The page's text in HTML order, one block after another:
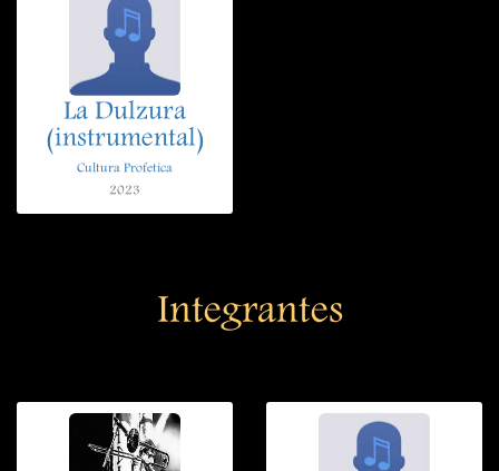
La Dulzura
(instrumental)
Cultura Profetica
2023
Integrantes